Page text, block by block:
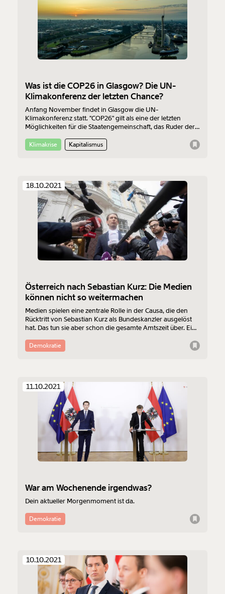
Was ist die COP26 in Glasgow? Die UN-
Klimakonferenz der letzten Chance?
Anfang November findet in Glasgow die UN-
Klimakonferenz statt. "COP26" gilt als eine der letzten
Möglichkeiten für die Staatengemeinschaft, das Ruder der
Erderhitzung herumzureissen.
Klimakrise Kapitalismus
18.10.2021
Österreich nach Sebastian Kurz: Die Medien
können nicht so weitermachen
Medien spielen eine zentrale Rolle in der Causa, die den
Rücktritt von Sebastian Kurz als Bundeskanzler ausgelöst
hat. Das tun sie aber schon die gesamte Amtszeit über. Ein
Analyse von Tom Schaffer.
Demokratie
11.10.2021
War am Wochenende irgendwas?
Dein aktueller Morgenmoment ist da.
Demokratie
10.10.2021